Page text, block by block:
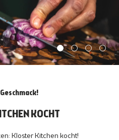
KOCHT
Kloster Kitchen kocht!